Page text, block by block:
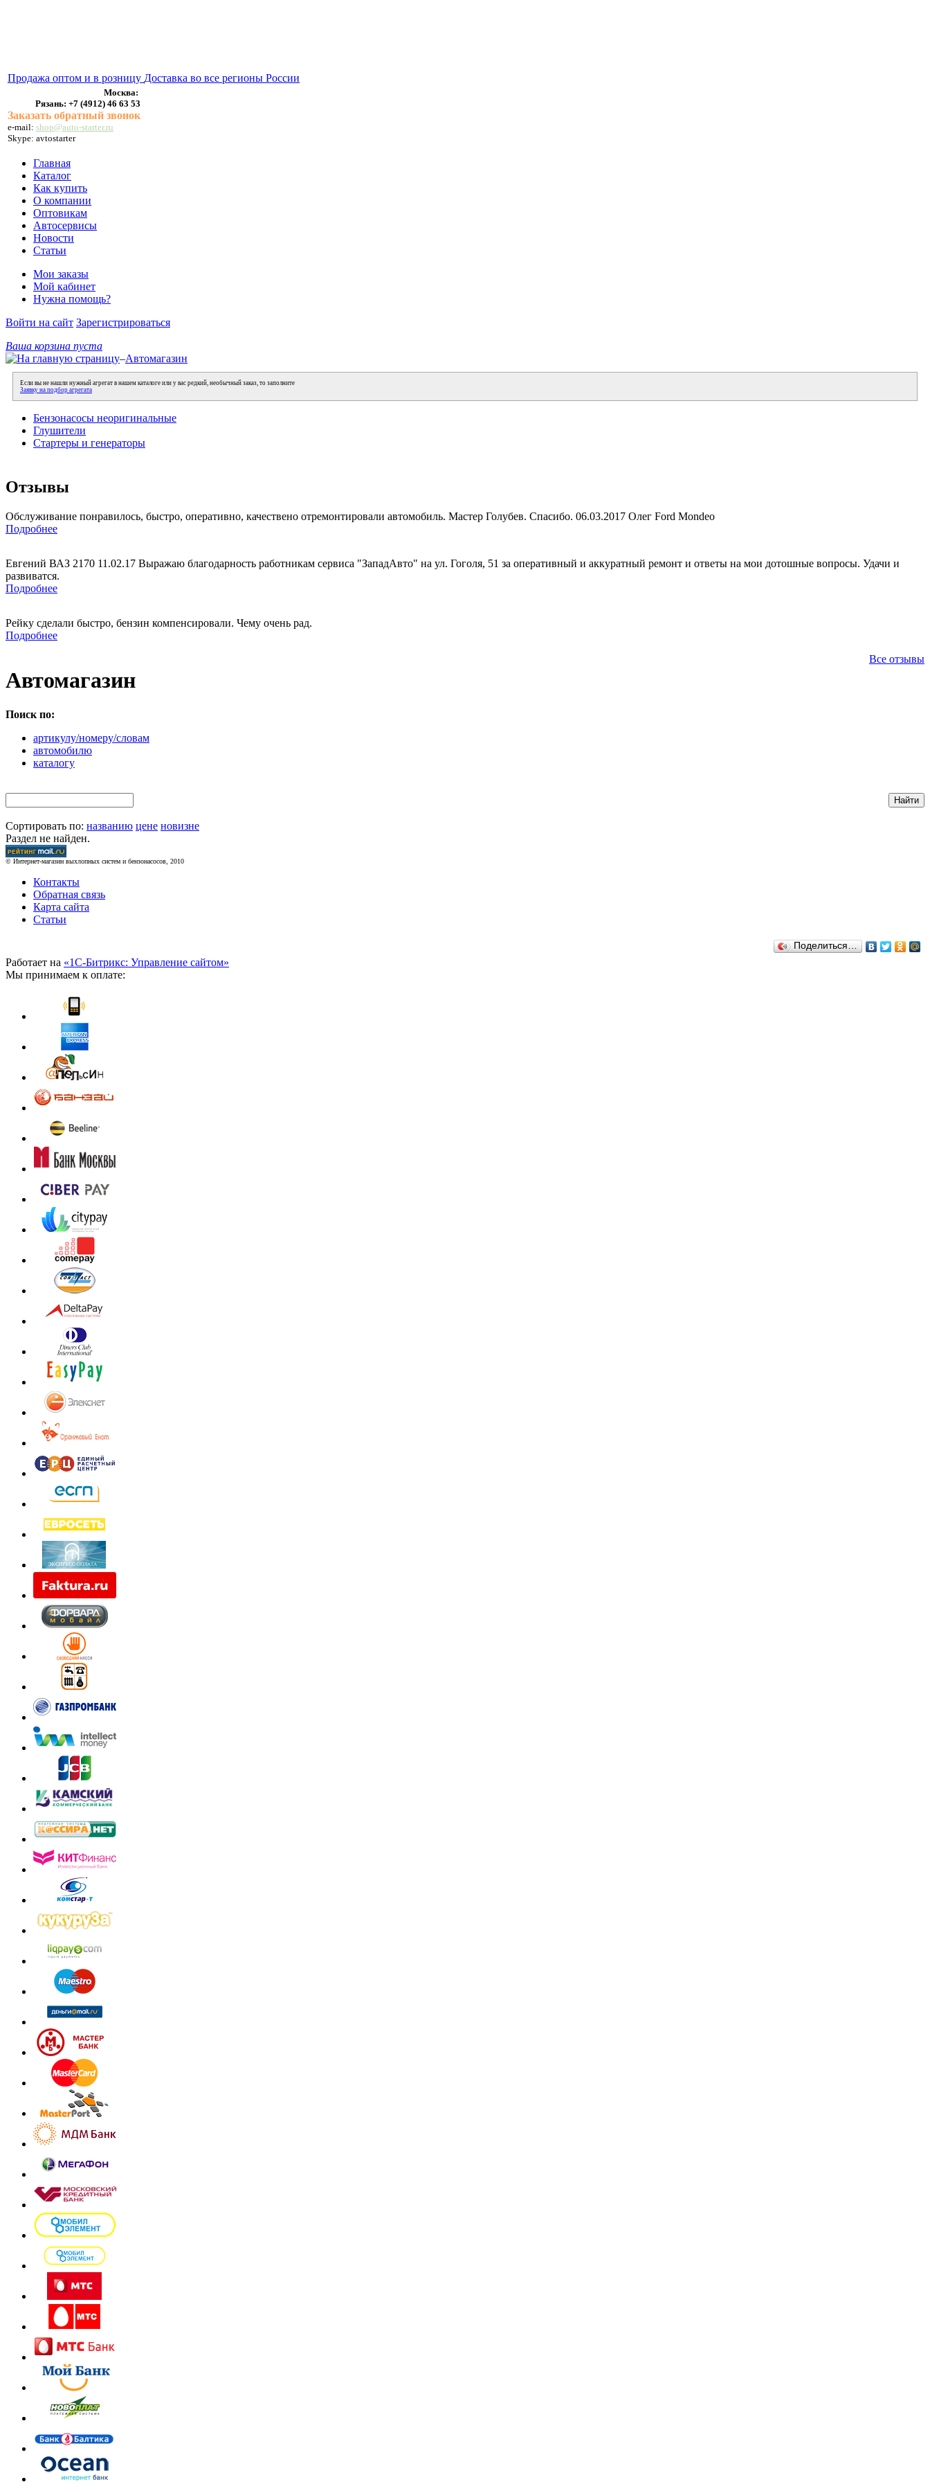
Продажа оптом и в розницу Доставка во все регионы России
Москва:
Рязань: +7 (4912) 46 63 53
Заказать обратный звонок
e-mail: shop@auto-starter.ru
Skype: avtostarter
Главная
Каталог
Как купить
О компании
Оптовикам
Автосервисы
Новости
Статьи
Мои заказы
Мой кабинет
Нужна помощь?
Войти на сайт Зарегистрироваться
Ваша корзина пуста
–Автомагазин
Если вы не нашли нужный агрегат в нашем каталоге или у вас редкий, необычный заказ, то заполните
Заявку на подбор агрегата
Бензонасосы неоригинальные
Глушители
Стартеры и генераторы
Отзывы
Обслуживание понравилось, быстро, оперативно, качествено отремонтировали автомобиль. Мастер Голубев. Спасибо. 06.03.2017 Олег Ford Mondeo
Подробнее
Евгений ВАЗ 2170 11.02.17 Выражаю благодарность работникам сервиса "ЗападАвто" на ул. Гоголя, 51 за оперативный и аккуратный ремонт и ответы на мои дотошные вопросы. Удачи и
развиватся.
Подробнее
Рейку сделали быстро, бензин компенсировали. Чему очень рад.
Подробнее
Все отзывы
Автомагазин
Поиск по:
артикулу/номеру/словам
автомобилю
каталогу
Сортировать по: названию цене новизне
Раздел не найден.
© Интернет-магазин выхлопных систем и бензонасосов, 2010
Контакты
Обратная связь
Карта сайта
Статьи
Поделиться…
Работает на «1С-Битрикс: Управление сайтом»
Мы принимаем к оплате: